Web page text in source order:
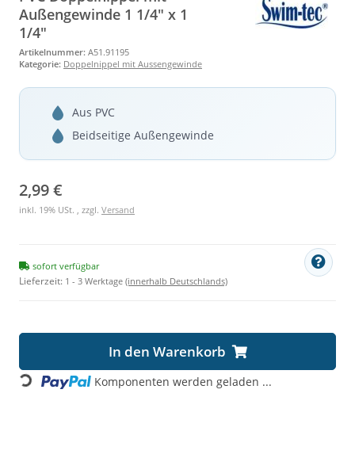
Außengewinde 1 1/4" x 1
1/4"
Artikelnummer: A51.91195
Kategorie: Doppelnippel mit Aussengewinde
Aus PVC
Beidseitige Außengewinde
2,99 €
inkl. 19% USt. , zzgl. Versand
sofort verfügbar
Lieferzeit: 1 - 3 Werktage (innerhalb Deutschlands)
In den Warenkorb
Loading... Komponenten werden geladen ...